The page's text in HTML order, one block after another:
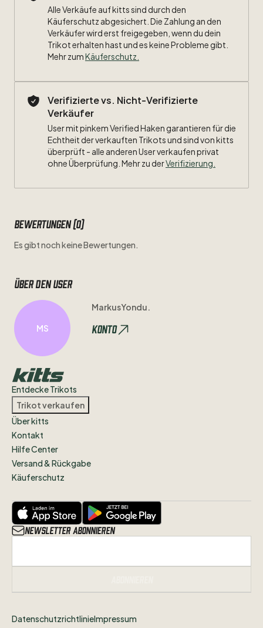
Alle Verkäufe auf kitts sind durch den
Käuferschutz abgesichert. Die Zahlung an den
Verkäufer wird erst freigegeben, wenn du dein
Trikot erhalten hast und es keine Probleme gibt.
Mehr zumKäuferschutz
Verifizierte vs. Nicht-Verifizierte
Verkäufer
User mit pinkem Verified Haken garantieren für die
Echtheit der verkauften Trikots und sind von kitts
überprüft - alle anderen User verkaufen privat
ohne Überprüfung. Mehr zu derVerifizierung.
Bewertungen (0)
Es gibt noch keine Bewertungen.
Über den user
MS
MarkusYondu.
Konto
Entdecke Trikots
Trikot verkaufen
Über kitts
Kontakt
Hilfe Center
Versand & Rückgabe
Käuferschutz
Newsletter abonnieren
DatenschutzrichtlinieImpressum